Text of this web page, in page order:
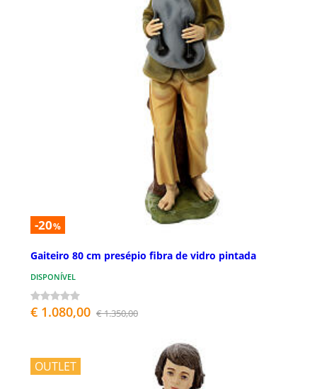
-20%
Gaiteiro 80 cm presépio fibra de vidro pintada
DISPONÍVEL
€ 1.080,00 € 1.350,00
OUTLET